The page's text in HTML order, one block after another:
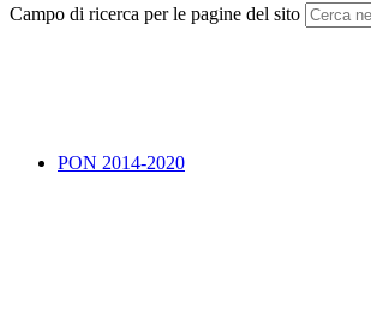
Campo di ricerca per le pagine del sito
PON 2014-2020